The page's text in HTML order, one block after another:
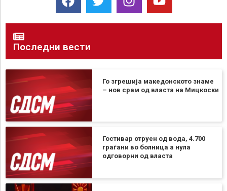
Последни вести
Го згрешија македонското знаме
– нов срам од власта на Мицкоски
Гостивар отруен од вода, 4.700
граѓани во болница а нула
одговорни од власта